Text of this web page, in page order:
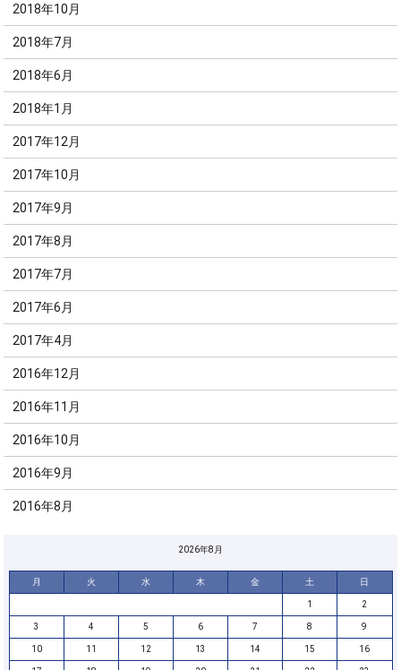
2018年10月
2018年7月
2018年6月
2018年1月
2017年12月
2017年10月
2017年9月
2017年8月
2017年7月
2017年6月
2017年4月
2016年12月
2016年11月
2016年10月
2016年9月
2016年8月
2026年8月
月 火 水 木 金 土 日
1 2
3 4 5 6 7 8 9
10 11 12 13 14 15 16